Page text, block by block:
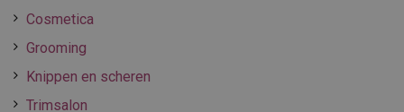
Cosmetica
Grooming
Knippen en scheren
Trimsalon